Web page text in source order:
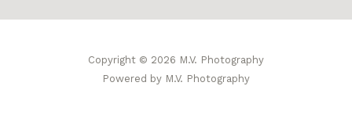
Copyright © 2026 M.V. Photography
Powered by M.V. Photography